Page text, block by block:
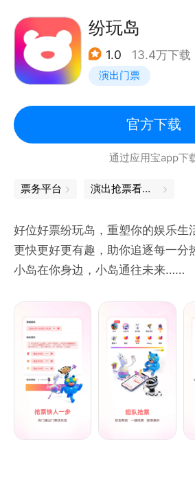
更新演出资讯，为热爱现场的你精
要的潮、燥、闹、静、有态度的娱
麦APP！
票价多数量合并支付，便捷的电子
订票体验！
【想•找我吐槽】
官方微博：关注新浪微博@大麦客
【星•热门演出】周杰伦、五月天
张学友、蔡依林、汪峰、张艺兴
甄、草莓音乐节等热门演出陆续
订阅演出，看脸拼手速了！
纷玩岛
1.0 13.4万下载
演出门票
官方下载
通过应用宝app下
票务平台 演出抢票看我的
好位好票纷玩岛，重塑你的娱乐生
更快更好更有趣，助你追逐每一分
小岛在你身边，小岛通往未来……
【「纷」：焕新视界，触启现场】
“纷玩岛”UI界面全新升级，小岛大
热门演出、精彩现场、IDOL周边
在每一次滑动中探索新的精彩，
的热爱。
前所未有的舒适流畅体验，LIVE现